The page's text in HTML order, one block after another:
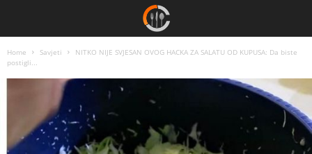
Home Savjeti
NITKO NIJE SVJESAN OVOG HACKA ZA SALATU OD KUPUSA: Da biste
postigli...